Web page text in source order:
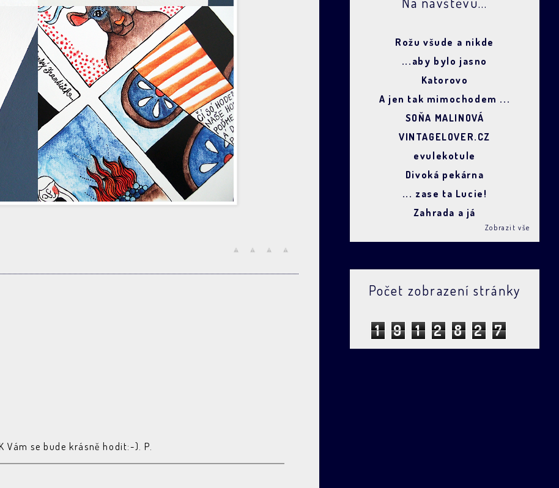
se bude krásně hodit:-). P.
Rožu všude a nikde
...aby bylo jasno
Katorovo
A jen tak mimochodem ...
SOŇA MALINOVÁ
VINTAGELOVER.CZ
evulekotule
Divoká pekárna
... zase ta Lucie!
Zahrada a já
Zobrazit vše
Počet zobrazení stránky
1 9 1 2 8 2 7